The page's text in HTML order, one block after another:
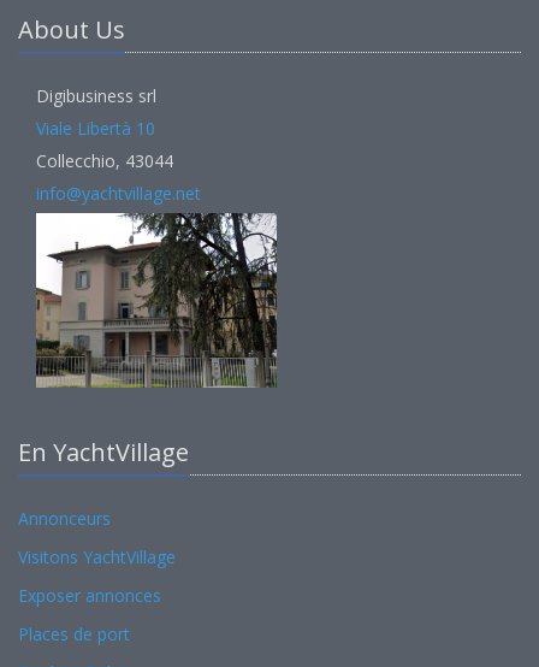
About Us
Digibusiness srl
Viale Libertà 10
Collecchio, 43044
info@yachtvillage.net
En YachtVillage
Annonceurs
Visitons YachtVillage
Exposer annonces
Places de port